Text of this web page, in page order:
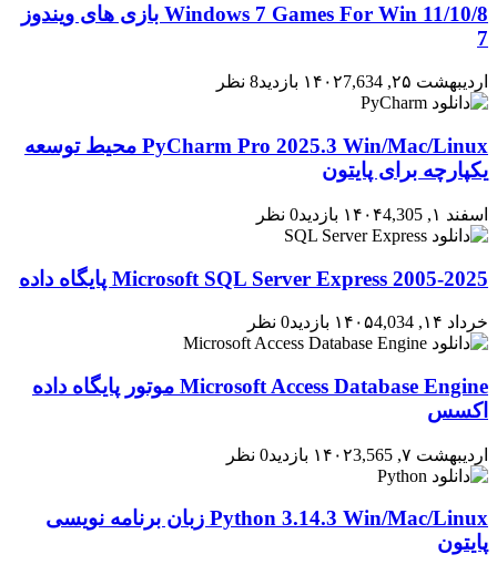
Windows 7 Games For Win 11/10/8 بازی های ویندوز
7
اردیبهشت ۲۵, ۱۴۰۲ 7,634 بازدید 8 نظر
PyCharm Pro 2025.3 Win/Mac/Linux محیط توسعه
یکپارچه برای پایتون
اسفند ۱, ۱۴۰۴ 4,305 بازدید 0 نظر
2005-2025 Microsoft SQL Server Express پایگاه داده
خرداد ۱۴, ۱۴۰۵ 4,034 بازدید 0 نظر
Microsoft Access Database Engine موتور پایگاه داده
اکسس
اردیبهشت ۷, ۱۴۰۲ 3,565 بازدید 0 نظر
Python 3.14.3 Win/Mac/Linux زبان برنامه نویسی
پایتون